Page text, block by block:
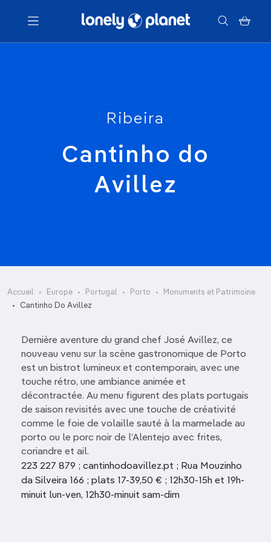
Menu
Ribeira
Cantinho do
Avillez
Accueil Europe Portugal Porto
Monuments et Patrimoine
Cantinho Do Avillez
Dernière aventure du grand chef José Avillez, ce
nouveau venu sur la scène gastronomique de Porto
est un bistrot lumineux et contemporain, avec une
touche rétro, une ambiance animée et
décontractée. Au menu figurent des plats portugais
de saison revisités avec une touche de créativité
comme le foie de volaille sauté à la marmelade au
porto ou le porc noir de l’Alentejo avec frites,
coriandre et ail.
223 227 879 ; cantinhodoavillez.pt ; Rua Mouzinho
da Silveira 166 ; plats 17-39,50 € ; 12h30-15h et 19h-
minuit lun-ven, 12h30-minuit sam-dim